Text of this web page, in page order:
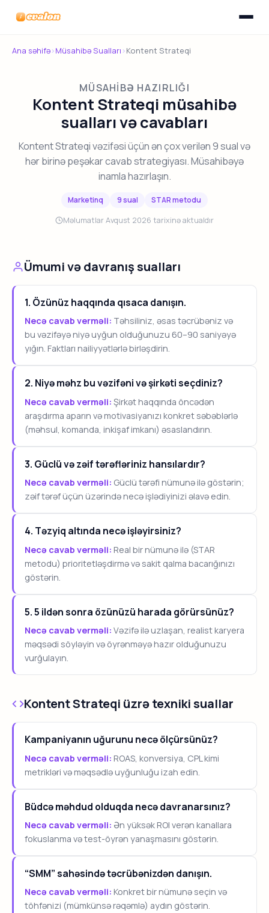
Evalon
Ana səhifə›Müsahibə Sualları ›Kontent Strateqi
MÜSAHIBƏ HAZIRLIĞI
Kontent Strateqi müsahibə
sualları və cavabları
Kontent Strateqi vəzifəsi üçün ən çox verilən 9 sual və
hər birinə peşəkar cavab strategiyası. Müsahibəyə
inamla hazırlaşın.
Marketinq 9 sual
STAR metodu
Məlumatlar Avqust 2026 tarixinə aktualdır
Ümumi və davranış sualları
1. Özünüz haqqında qısaca danışın.
Necə cavab verməli: Təhsiliniz, əsas təcrübəniz və
bu vəzifəyə niyə uyğun olduğunuzu 60–90 saniyəyə
yığın. Faktları nailiyyətlərlə birləşdirin.
2. Niyə məhz bu vəzifəni və şirkəti seçdiniz?
Necə cavab verməli: Şirkət haqqında öncədən
araşdırma aparın və motivasiyanızı konkret səbəblərlə
(məhsul, komanda, inkişaf imkanı) əsaslandırın.
3. Güclü və zəif tərəfləriniz hansılardır?
Necə cavab verməli: Güclü tərəfi nümunə ilə göstərin;
zəif tərəf üçün üzərində necə işlədiyinizi əlavə edin.
4. Təzyiq altında necə işləyirsiniz?
Necə cavab verməli: Real bir nümunə ilə (STAR
metodu) prioritetləşdirmə və sakit qalma bacarığınızı
göstərin.
5. 5 ildən sonra özünüzü harada görürsünüz?
Necə cavab verməli: Vəzifə ilə uzlaşan, realist karyera
məqsədi söyləyin və öyrənməyə hazır olduğunuzu
vurğulayın.
Kontent Strateqi üzrə texniki suallar
Kampaniyanın uğurunu necə ölçürsünüz?
Necə cavab verməli: ROAS, konversiya, CPL kimi
metrikləri və məqsədlə uyğunluğu izah edin.
Büdcə məhdud olduqda necə davranarsınız?
Necə cavab verməli: Ən yüksək ROI verən kanallara
fokuslanma və test-öyrən yanaşmasını göstərin.
“SMM” sahəsində təcrübənizdən danışın.
Necə cavab verməli: Konkret bir nümunə seçin və
töhfənizi (mümkünsə rəqəmlə) aydın göstərin.